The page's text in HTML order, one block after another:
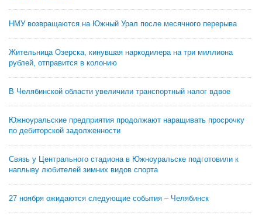
НМУ возвращаются на Южный Урал после месячного перерыва
Жительница Озерска, кинувшая наркодилера на три миллиона
рублей, отправится в колонию
В Челябинской области увеличили транспортный налог вдвое
Южноуральские предприятия продолжают наращивать просрочку
по дебиторской задолженности
Связь у Центрального стадиона в Южноуральске подготовили к
наплыву любителей зимних видов спорта
27 ноября ожидаются следующие события – Челябинск